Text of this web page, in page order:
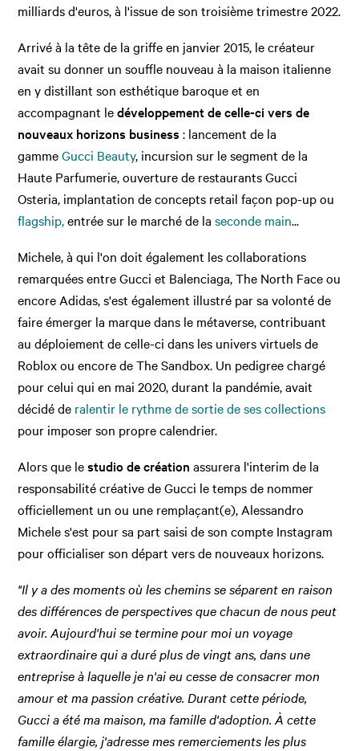
milliards d'euros, à l'issue de son troisième trimestre 2022.
Arrivé à la tête de la griffe en janvier 2015, le créateur
avait su donner un souffle nouveau à la maison italienne
en y distillant son esthétique baroque et en
accompagnant ledéveloppement de celle-ci vers de
nouveaux horizons business : lancement de la
gammeGucci Beauty, incursion sur le segment de la
Haute Parfumerie, ouverture de restaurants Gucci
Osteria, implantation de concepts retail façon pop-up ou
flagship,entrée sur le marché de laseconde main...
Michele, à qui l'on doit également les collaborations
remarquées entre Gucci et Balenciaga, The North Face ou
encore Adidas, s'est également illustré par sa volonté de
faire émerger la marque dans le métaverse, contribuant
au déploiement de celle-ci dans les univers virtuels de
Roblox ou encore de The Sandbox. Un pedigree chargé
pour celui qui en mai 2020, durant la pandémie, avait
décidé de ralentir le rythme de sortie de ses collections
pour imposer son propre calendrier.
Alors que lestudio de création assurera l'interim de la
responsabilité créative de Gucci le temps de nommer
officiellement un ou une remplaçant(e), Alessandro
Michele s'est pour sa part saisi de son compte Instagram
pour officialiser son départ vers de nouveaux horizons.
"Il y a des moments où les chemins se séparent en raison
des différences de perspectives que chacun de nous peut
avoir. Aujourd'hui se termine pour moi un voyage
extraordinaire qui a duré plus de vingt ans, dans une
entreprise à laquelle je n'ai eu cesse de consacrer mon
amour et ma passion créative. Durant cette période,
Gucci a été ma maison, ma famille d'adoption. À cette
famille élargie, j'adresse mes remerciements les plus